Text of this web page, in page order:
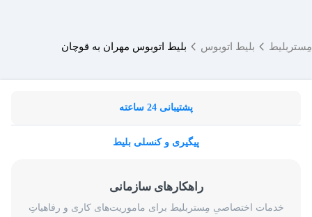
مِستربلیط بلیط اتوبوس بلیط اتوبوس مهران به قوچان
پشتیبانی 24 ساعته
پیگیری و کنسلی بلیط
راهکارهای سازمانی
خدمات اختصاصیِ مِستربلیط برای ماموریت‌های کاری و رفاهیاتِ